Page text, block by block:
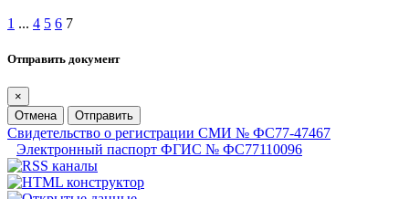
1 ... 4 5 6 7
Отправить документ
×
Отмена
Отправить
Свидетельство о регистрации СМИ № ФС77-47467
Электронный паспорт ФГИС № ФС77110096